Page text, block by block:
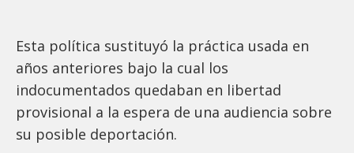
Esta política sustituyó la práctica usada en
años anteriores bajo la cual los
indocumentados quedaban en libertad
provisional a la espera de una audiencia sobre
su posible deportación.